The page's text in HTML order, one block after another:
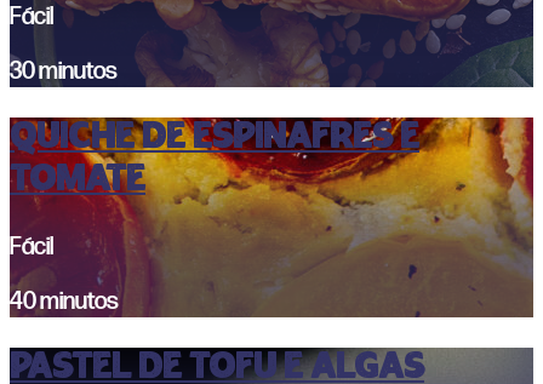
Fácil
30 minutos
QUICHE DE ESPINAFRES E
TOMATE
Fácil
40 minutos
PASTEL DE TOFU E ALGAS